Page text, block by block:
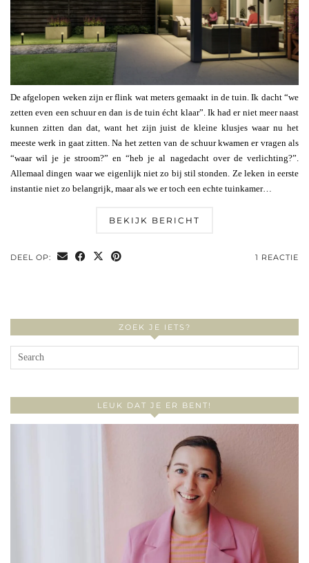
De afgelopen weken zijn er flink wat meters gemaakt in de tuin. Ik dacht “we
zetten even een schuur en dan is de tuin écht klaar”. Ik had er niet meer naast
kunnen zitten dan dat, want het zijn juist de kleine klusjes waar nu het
meeste werk in gaat zitten. Na het zetten van de schuur kwamen er vragen als
“waar wil je je stroom?” en “heb je al nagedacht over de verlichting?”.
Allemaal dingen waar we eigenlijk niet zo bij stil stonden. Ze leken in eerste
instantie niet zo belangrijk, maar als we er toch een echte tuinkamer…
BEKIJK BERICHT
DEEL OP: 1 REACTIE
ZOEK JE IETS?
LEUK DAT JE ER BENT!